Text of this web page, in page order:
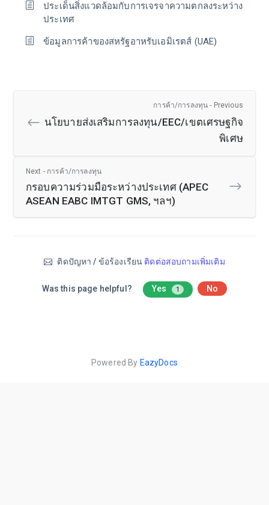
ประเด็นสิ่งแวดล้อมกับการเจรจาความตกลงระหว่าง
ประเทศ
ข้อมูลการค้าของสหรัฐอาหรับเอมิเรตส์ (UAE)
การค้า/การลงทุน - Previous
นโยบายส่งเสริมการลงทุน/EEC/เขตเศรษฐกิจ
พิเศษ
Next - การค้า/การลงทุน
กรอบความร่วมมือระหว่างประเทศ (APEC
ASEAN EABC IMTGT GMS, ฯลฯ)
ติดปัญหา / ข้อร้องเรียน ติดต่อสอบถามเพิ่มเติม
Was this page helpful? Yes 1 No
Powered By EazyDocs